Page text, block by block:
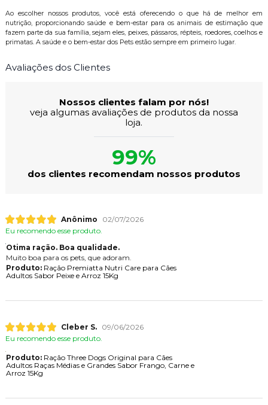
Ao escolher nossos produtos, você está oferecendo o que há de melhor em
nutrição, proporcionando saúde e bem-estar para os animais de estimação que
fazem parte da sua família, sejam eles, peixes, pássaros, répteis, roedores, coelhos e
primatas. A saúde e o bem-estar dos Pets estão sempre em primeiro lugar.
Avaliações dos Clientes
Nossos clientes falam por nós!
veja algumas avaliações de produtos da nossa
loja.
99%
dos clientes recomendam nossos produtos
Anônimo
02/07/2026
Eu recomendo esse produto.
Otima ração. Boa qualidade.
Muito boa para os pets, que adoram.
Produto:Ração Premiatta Nutri Care para Cães
Adultos Sabor Peixe e Arroz 15Kg
Cleber S.
09/06/2026
Eu recomendo esse produto.
Produto:Ração Three Dogs Original para Cães
Adultos Raças Médias e Grandes Sabor Frango, Carne e
Arroz 15Kg